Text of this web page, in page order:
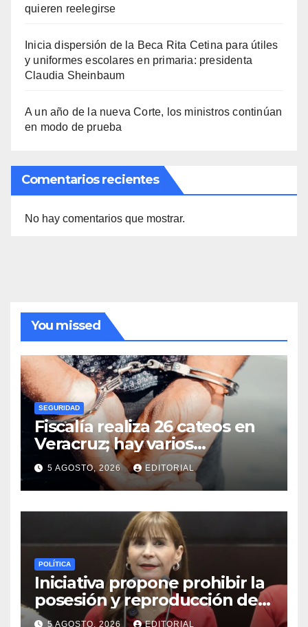
quieren reelegirse
Inicia dispersión de la Beca Rita Cetina para útiles
y uniformes escolares en primaria: presidenta
Claudia Sheinbaum
A un año de la nueva Corte, los ministros continúan
en modo de prueba
Comentarios recientes
No hay comentarios que mostrar.
You missed
SEGURIDAD
Fiscalía realiza 26 cateos en
Veracruz; hay varios
detenidos
5 AGOSTO, 2026 EDITORIAL
POLÍTICA
Iniciativa propone prohibir la
posesión y reproducción de
fauna silvestre como
5 AGOSTO, 2026 EDITORIAL